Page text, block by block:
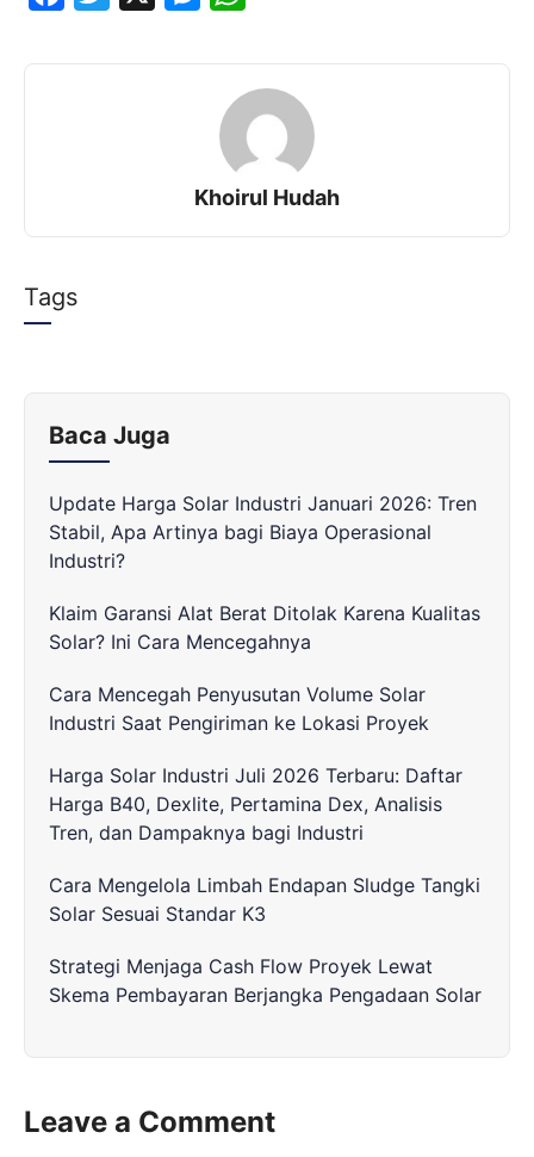
c
k
i
s
g
e
a
t
s
p
p
Khoirul Hudah
Tags
Baca Juga
Update Harga Solar Industri Januari 2026: Tren
Stabil, Apa Artinya bagi Biaya Operasional
Industri?
Klaim Garansi Alat Berat Ditolak Karena Kualitas
Solar? Ini Cara Mencegahnya
Cara Mencegah Penyusutan Volume Solar
Industri Saat Pengiriman ke Lokasi Proyek
Harga Solar Industri Juli 2026 Terbaru: Daftar
Harga B40, Dexlite, Pertamina Dex, Analisis
Tren, dan Dampaknya bagi Industri
Cara Mengelola Limbah Endapan Sludge Tangki
Solar Sesuai Standar K3
Strategi Menjaga Cash Flow Proyek Lewat
Skema Pembayaran Berjangka Pengadaan Solar
Leave a Comment